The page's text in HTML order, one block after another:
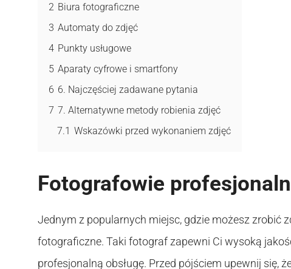
2 Biura fotograficzne
3 Automaty do zdjęć
4 Punkty usługowe
5 Aparaty cyfrowe i smartfony
6 6. Najczęściej zadawane pytania
7 7. Alternatywne metody robienia zdjęć
7.1 Wskazówki przed wykonaniem zdjęć
Fotografowie
Jednym z popularnych miejsc, gdzie możesz zrobić
fotograficzne. Taki fotograf zapewni Ci wysoką
profesjonalną obsługę. Przed pójściem upewnij się,